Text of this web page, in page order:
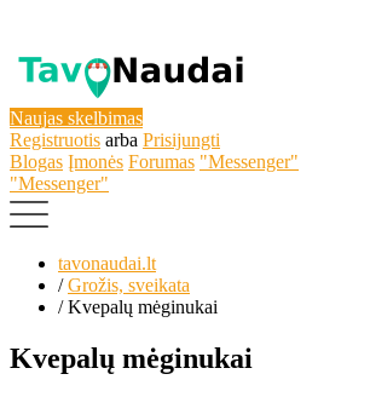
Naujas skelbimas
Registruotis arba Prisijungti
Blogas Įmonės Forumas "Messenger"
"Messenger"
tavonaudai.lt
/Grožis, sveikata
/Kvepalų mėginukai
Kvepalų mėginukai